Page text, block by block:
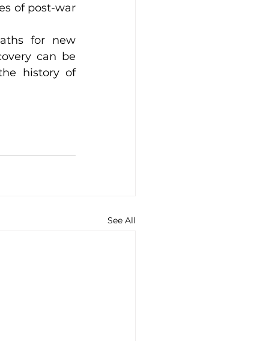
of post-war
for new
can be
history of
See All